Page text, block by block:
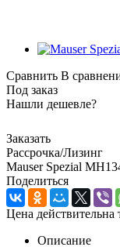
Сравнить В
Под заказ
Нашли дешевле?
Заказать
Рассрочка/Лизинг
Mauser Spezial
Поделиться
Цена действительна
Описание